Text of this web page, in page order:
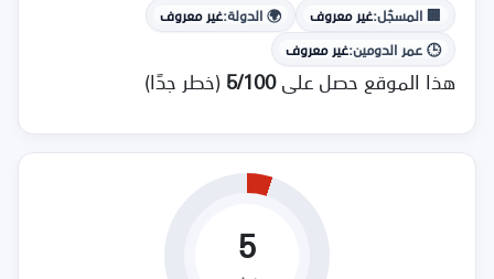
🏢 المسجّل:غير معروف 🌍 الدولة:غير معروف
🕒 عمر الدومين:غير معروف
هذا الموقع حصل على5/100(خطر جدًا)
5